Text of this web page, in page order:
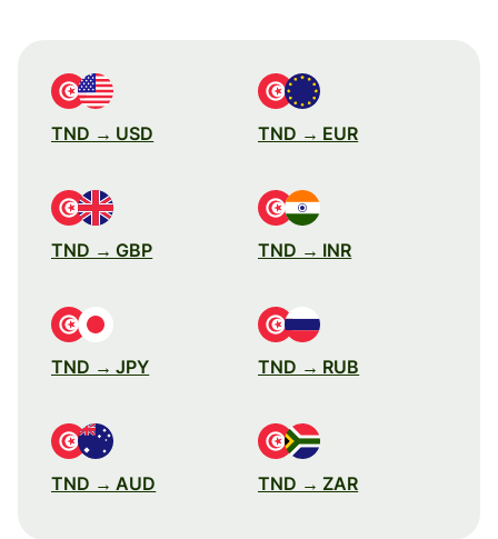
TND → USD TND → EUR
TND → GBP TND → INR
TND → JPY TND → RUB
TND → AUD TND → ZAR